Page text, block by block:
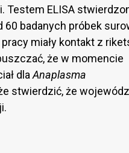
Testem ELISA
60 badanych próbek
miały kontakt z
że w momencie
dla Anaplasma
stwierdzić, że